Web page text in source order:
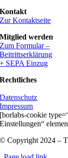
Kontakt
Zur Kontaktseite
Mitglied werden
Zum Formular –
Beitrittserklärung
+ SEPA Einzug
Rechtliches
Datenschutz
Impressum
[borlabs-cookie
Einstellungen“
© Copyright 2024 –